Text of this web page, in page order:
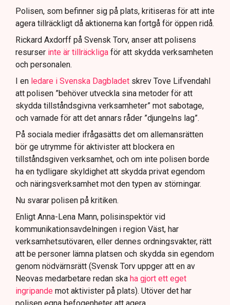
för att dokumentera bevis.
Samtidigt är polisarbetet komplext när det gäller
att navigera juridiska rättigheter och gränser.
Polisen, som befinner sig på plats, kritiseras för att inte
agera tillräckligt då aktionerna kan fortgå för öppen ridå.
Rickard Axdorff på Svensk Torv, anser att polisens
resurser inte är tillräckliga för att skydda verksamheten
och personalen.
I en ledare i Svenska Dagbladet skrev Tove Lifvendahl
att polisen ”behöver utveckla sina metoder för att
skydda tillståndsgivna verksamheter” mot sabotage,
och varnade för att det annars råder ”djungelns lag”.
På sociala medier ifrågasätts det om allemansrätten
bör ge utrymme för aktivister att blockera en
tillståndsgiven verksamhet, och om inte polisen borde
ha en tydligare skyldighet att skydda privat egendom
och näringsverksamhet mot den typen av störningar.
Nu svarar polisen på kritiken.
Enligt Anna-Lena Mann, polisinspektör vid
kommunikationsavdelningen i region Väst, har
verksamhetsutövaren, eller dennes ordningsvakter, rätt
att be personer lämna platsen och skydda sin egendom
genom nödvärnsrätt (Svensk Torv uppger att en av
Neovas medarbetare redan ska ha gjort ett eget
ingripande mot aktivister på plats). Utöver det har